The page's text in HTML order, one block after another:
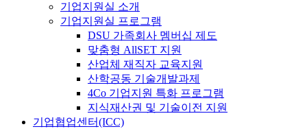
기업지원실 소개
기업지원실 프로그램
DSU 가족회사 멤버십 제도
맞춤형 AllSET 지원
산업체 재직자 교육지원
산학공동 기술개발과제
4Co 기업지원 특화 프로그램
지식재산권 및 기술이전 지원
기업협업센터(ICC)